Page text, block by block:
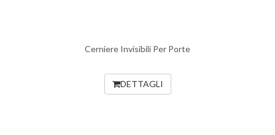
Cerniere Invisibili Per Porte
DETTAGLI